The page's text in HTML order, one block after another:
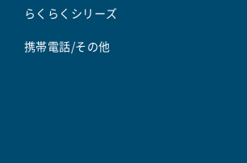
らくらくシリーズ
携帯電話/その他